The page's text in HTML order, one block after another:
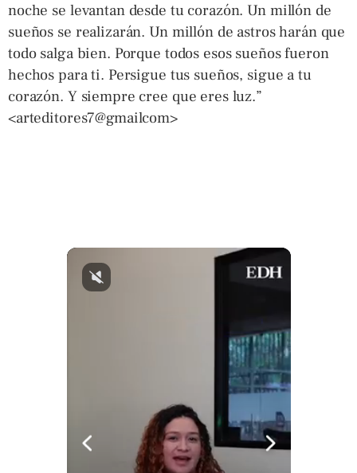
noche se levantan desde tu corazón. Un millón de
sueños se realizarán. Un millón de astros harán que
todo salga bien. Porque todos esos sueños fueron
hechos para ti. Persigue tus sueños, sigue a tu
corazón. Y siempre cree que eres luz.”
<arteditores7@gmailcom>